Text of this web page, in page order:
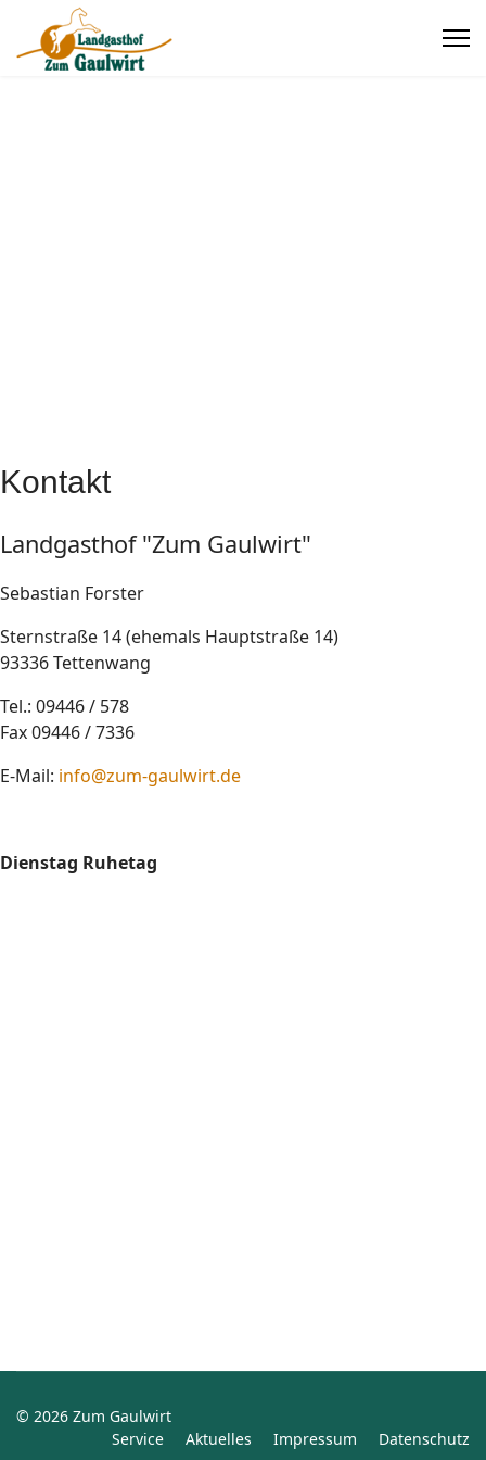
Kontakt
Landgasthof "Zum Gaulwirt"
Sebastian Forster
Sternstraße 14 (ehemals Hauptstraße 14)
93336 Tettenwang
Tel.: 09446 / 578
Fax 09446 / 7336
E-Mail: info@zum-gaulwirt.de
Dienstag Ruhetag
© 2026 Zum Gaulwirt
Service
Aktuelles Impressum Datenschutz